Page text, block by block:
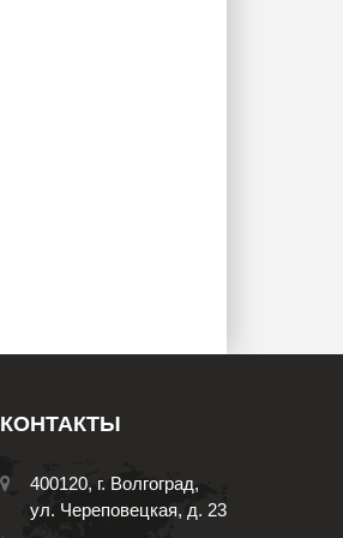
КОНТАКТЫ
400120, г. Волгоград,
ул. Череповецкая, д. 23